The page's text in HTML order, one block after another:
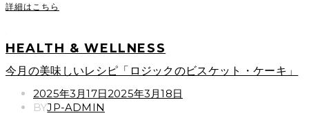
詳細はこちら
HEALTH & WELLNESS
今月の美味しいレシピ「ロジックのビスケット・ケーキ」
POSTED
ON
2025年3月17日2025年3月18日
BYJP-ADMIN